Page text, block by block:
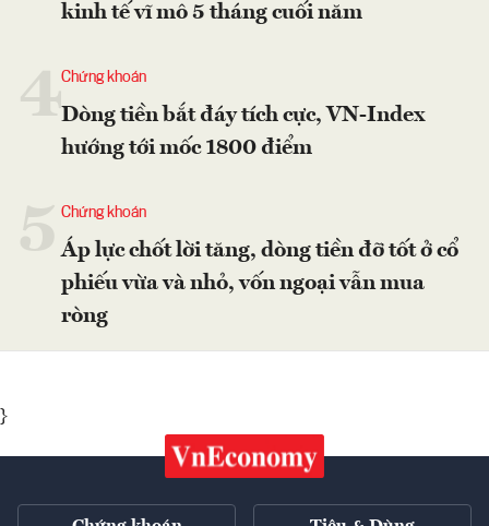
kinh tế vĩ mô 5 tháng cuối năm
4Chứng khoán
Dòng tiền bắt đáy tích cực, VN-Index
hướng tới mốc 1800 điểm
Chứng khoán
Áp lực chốt lời tăng, dòng tiền đỡ tốt ở cổ
phiếu vừa và nhỏ, vốn ngoại vẫn mua
ròng
}